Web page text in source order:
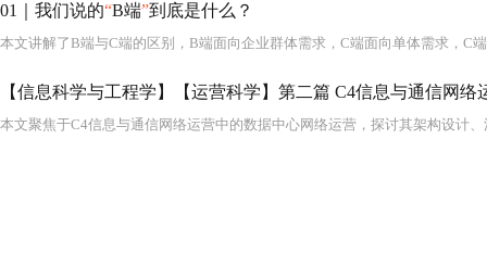
01｜我们说的“B端”到底是什么？
本文讲解了B端与C端的区别，B端面向企业群体需求，C端面向单体需求，C端